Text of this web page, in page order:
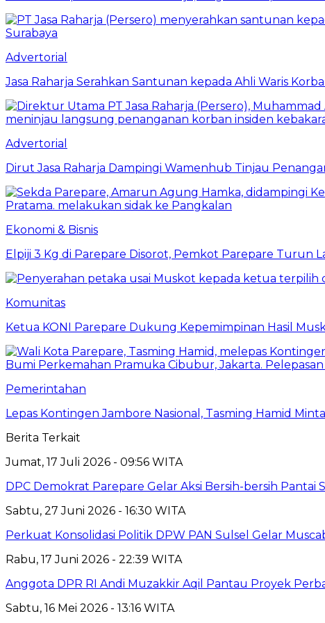
Advertorial
Jasa Raharja Serahkan Santunan kepada Ahli Waris
Advertorial
Dirut Jasa Raharja Dampingi Wamenhub Tinjau
Ekonomi & Bisnis
Elpiji 3 Kg di Parepare Disorot, Pemkot Parepare Turun
Komunitas
Ketua KONI Parepare Dukung Kepemimpinan Hasil
Pemerintahan
Lepas Kontingen Jambore Nasional, Tasming Hamid
Berita Terkait
Jumat, 17 Juli 2026 - 09:56 WITA
DPC Demokrat Parepare Gelar Aksi Bersih-bersih
Sabtu, 27 Juni 2026 - 16:30 WITA
Perkuat Konsolidasi Politik DPW PAN Sulsel Gelar
Rabu, 17 Juni 2026 - 22:39 WITA
Anggota DPR RI Andi Muzakkir Aqil Pantau Proyek
Sabtu, 16 Mei 2026 - 13:16 WITA